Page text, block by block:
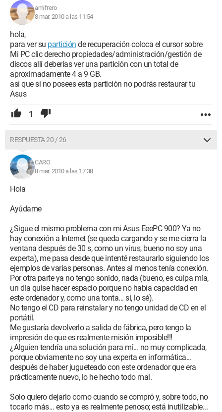
amifrero
8 mar. 2010 a las 11:54
hola,
para ver su partición de recuperación coloca el cursor sobre
Mi PC clic derecho propiedades/administración/gestión de
discos allí deberías ver una partición con un total de
aproximadamente 4 a 9 GB.
así que si no posees esta partición no podrás restaurar tu
Asus
1
RESPUESTA 20 / 26
CARO
8 mar. 2010 a las 17:38
Hola
Ayúdame
¿Sigue el mismo problema con mi Asus EeePC 900? Ya no
hay conexión a Internet (se queda cargando y se me cierra la
ventana después de 30 s, como un virus, bueno no soy una
experta), me pasa desde que intenté restaurarlo siguiendo los
ejemplos de varias personas. Antes al menos tenía conexión.
Por otra parte ya no tengo sonido, nada (bueno, es culpa mía,
un día quise hacer espacio porque no había capacidad en
este ordenador y, como una tonta... sí, lo sé).
No tengo el CD para reinstalar y no tengo unidad de CD en el
portátil.
Me gustaría devolverlo a salida de fábrica, pero tengo la
impresión de que es realmente misión imposible!!!
¿Alguien tendría una solución para mí... no muy complicada,
porque obviamente no soy una experta en informática...
después de haber jugueteado con este ordenador que era
prácticamente nuevo, lo he hecho todo mal.
Solo quiero dejarlo como cuando se compró y, sobre todo, no
tocarlo más... esto ya es realmente penoso; está inutilizable...